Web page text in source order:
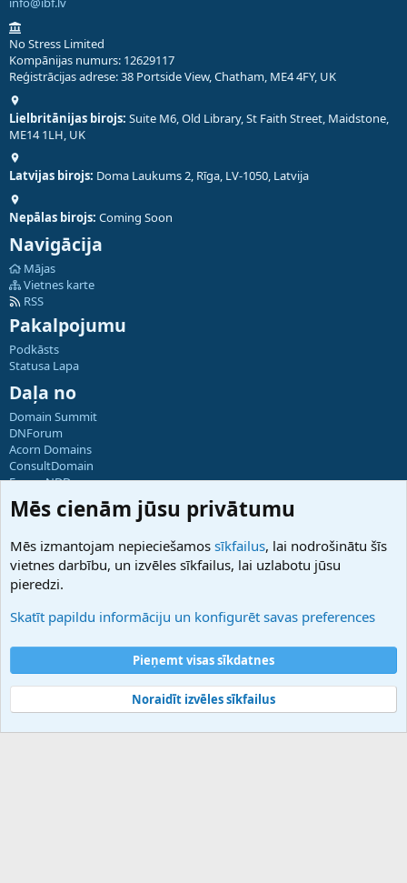
No Stress Limited
Kompānijas numurs: 12629117
Reģistrācijas adrese: 38 Portside View, Chatham, ME4 4FY, UK
Lielbritānijas birojs: Suite M6, Old Library, St Faith Street, Maidstone,
ME14 1LH, UK
Latvijas birojs: Doma Laukums 2, Rīga, LV-1050, Latvija
Nepālas birojs: Coming Soon
Navigācija
Mājas
Vietnes karte
RSS
Pakalpojumu
Podkāsts
Statusa Lapa
Daļa no
Domain Summit
DNForum
Acorn Domains
ConsultDomain
ForumNDD
Domainforum.ro
27.be
Hostmaria
Atbalsts
Palīdzība
Noteikumi un nosacījumi
Privātuma politika
Community platform by XenForo® © 2010-2025 XenForo Ltd.
Mēs cienām jūsu privātumu
Mēs izmantojam nepieciešamos sīkfailus, lai nodrošinātu šīs
vietnes darbību, un izvēles sīkfailus, lai uzlabotu jūsu
pieredzi.
Skatīt papildu informāciju un konfigurēt savas preferences
Pieņemt visas sīkdatnes
Noraidīt izvēles sīkfailus